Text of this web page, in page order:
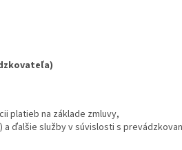
platieb na základe zmluvy,
ďalšie služby v súvislosti s